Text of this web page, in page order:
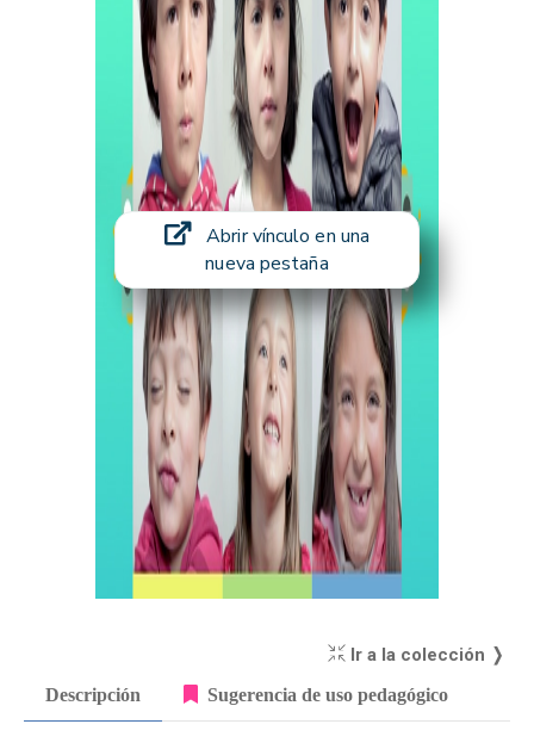
Abrir vínculo en una
nueva pestaña
Ir a la colección ❭
Descripción Sugerencia de uso pedagógico